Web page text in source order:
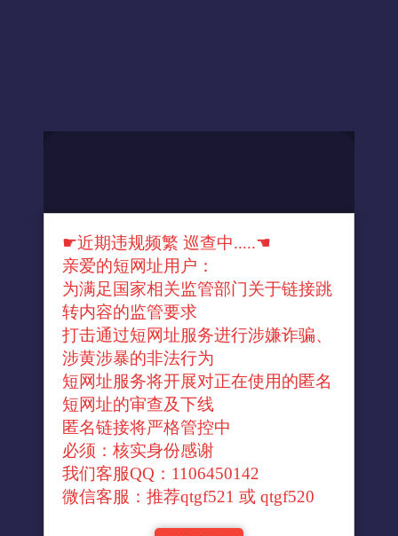
☛近期违规频繁 巡查中.....☚
亲爱的短网址用户：
为满足国家相关监管部门关于链接跳
转内容的监管要求
打击通过短网址服务进行涉嫌诈骗、
涉黄涉暴的非法行为
短网址服务将开展对正在使用的匿名
短网址的审查及下线
匿名链接将严格管控中
必须：核实身份感谢
我们客服QQ：1106450142
微信客服：推荐qtgf521 或 qtgf520
↓官方转换域名↓
进入url